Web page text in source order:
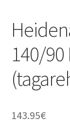
140/90
143.95€